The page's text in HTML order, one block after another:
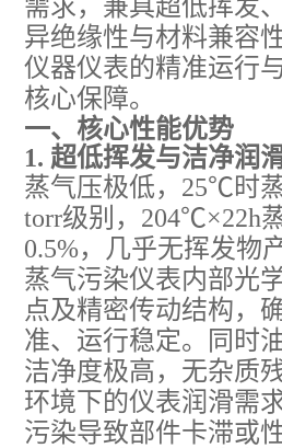
需求，兼具超低挥发
异绝缘性与材料兼容
仪器仪表的精准运行
核心保障。
一、核心性能优势
1. 超低挥发与洁净润
蒸气压极低，25℃时
torr级别，204℃×22h
0.5%，几乎无挥发物
蒸气污染仪表内部光
点及精密传动结构，
准、运行稳定。同时
洁净度极高，无杂质
环境下的仪表润滑需
污染导致部件卡滞或